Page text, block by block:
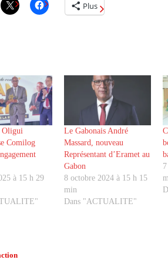
Plus
Oligui
Comilog
à 15 h 29
Le Gabonais André
Massard, nouveau
Représentant d’Eramet au
Gabon
8 octobre 2024 à 15 h 15
min
Dans "ACTUALITE"